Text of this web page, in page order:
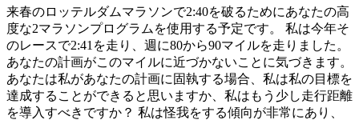
来春のロッテルダムマラソンで2:40を破るためにあなたの高
度な2マラソンプログラムを使用する予定です。 私は今年そ
のレースで2:41を走り、週に80から90マイルを走りました。
あなたの計画がこのマイルに近づかないことに気づきます。
あなたは私があなたの計画に固執する場合、私は私の目標を
達成することができると思いますか、私はもう少し走行距離
を導入すべきですか？ 私は怪我をする傾向が非常にあり、